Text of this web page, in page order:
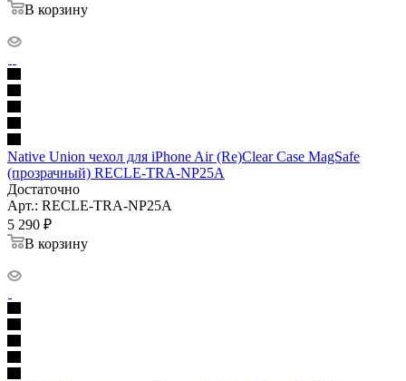
В корзину
Native Union чехол для iPhone Air (Re)Clear Case MagSafe
(прозрачный) RECLE-TRA-NP25A
Достаточно
Арт.: RECLE-TRA-NP25A
5 290 ₽
В корзину